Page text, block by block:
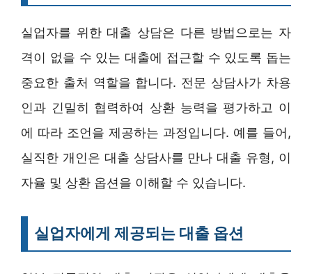
실업자를 위한 대출 상담은 다른 방법으로는 자
격이 없을 수 있는 대출에 접근할 수 있도록 돕는
중요한 출처 역할을 합니다. 전문 상담사가 차용
인과 긴밀히 협력하여 상환 능력을 평가하고 이
에 따라 조언을 제공하는 과정입니다. 예를 들어,
실직한 개인은 대출 상담사를 만나 대출 유형, 이
자율 및 상환 옵션을 이해할 수 있습니다.
실업자에게 제공되는 대출 옵션